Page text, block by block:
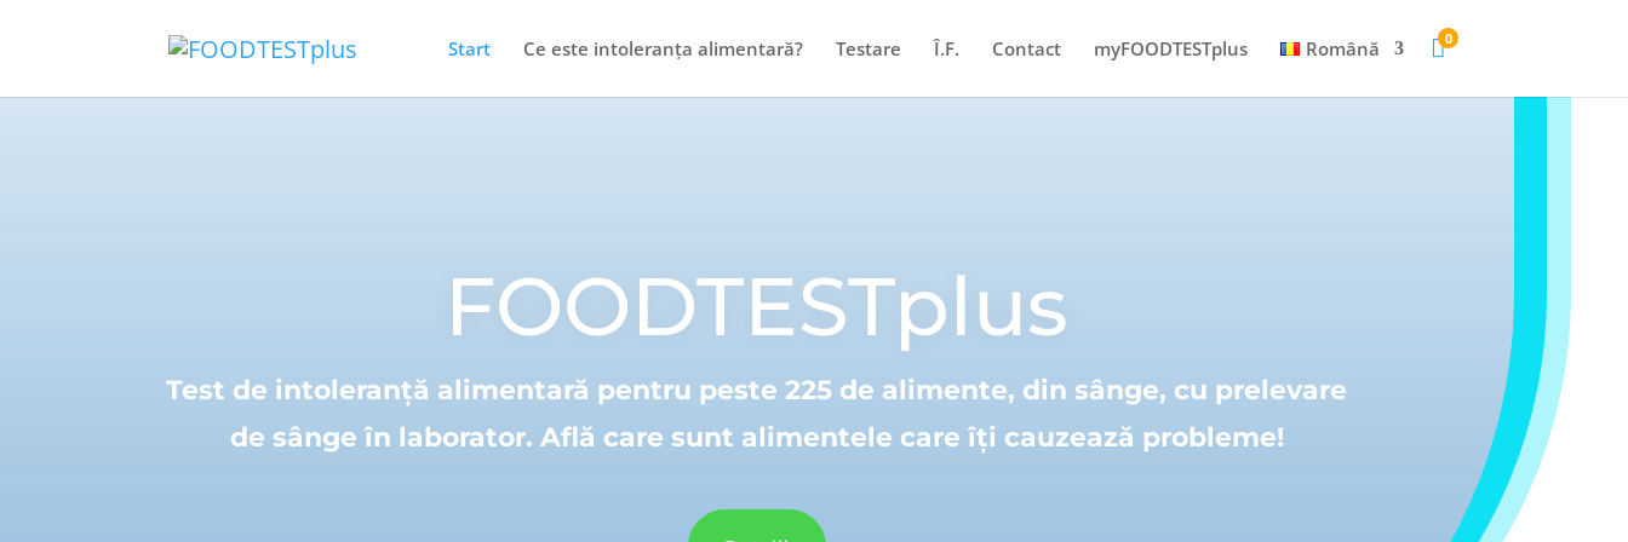
Start Ce este intoleranța alimentară? Testare Î.F. Contact myFOODTESTplus Română 0
FOODTESTplus
Test de intoleranță alimentară pentru peste 225 de alimente, din sânge, cu prelevare
de sânge în laborator. Află care sunt alimentele care îți cauzează probleme!